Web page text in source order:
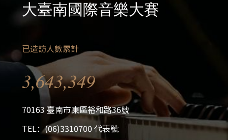
大臺南國際音樂大賽
已造訪人數累計
3,643,349
70163 臺南市東區裕和路36號
TEL：(06)3310700 代表號